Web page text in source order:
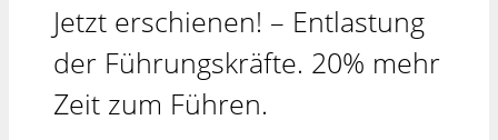
Jetzt erschienen! – Entlastung
der Führungskräfte. 20% mehr
Zeit zum Führen.